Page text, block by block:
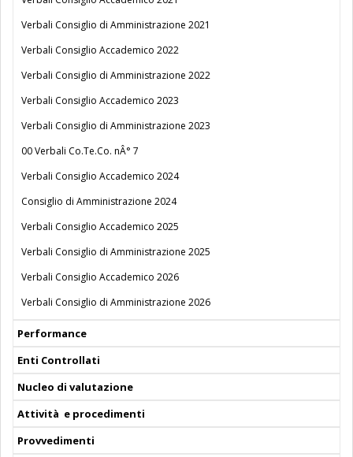
Verbali Consiglio di Amministrazione 2021
Verbali Consiglio Accademico 2022
Verbali Consiglio di Amministrazione 2022
Verbali Consiglio Accademico 2023
Verbali Consiglio di Amministrazione 2023
00 Verbali Co.Te.Co. nÂ° 7
Verbali Consiglio Accademico 2024
Consiglio di Amministrazione 2024
Verbali Consiglio Accademico 2025
Verbali Consiglio di Amministrazione 2025
Verbali Consiglio Accademico 2026
Verbali Consiglio di Amministrazione 2026
Performance
Enti Controllati
Nucleo di valutazione
Attività e procedimenti
Provvedimenti